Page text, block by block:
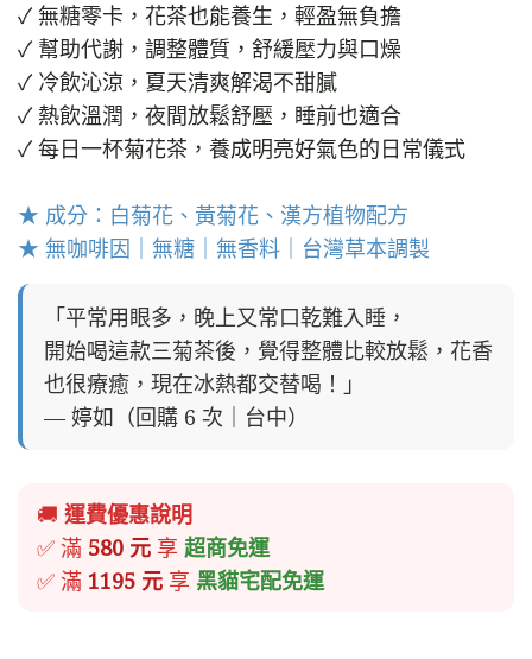
✓ 無糖零卡，花茶也能養生，輕盈無負擔
✓ 幫助代謝，調整體質，舒緩壓力與口燥
✓ 冷飲沁涼，夏天清爽解渴不甜膩
✓ 熱飲溫潤，夜間放鬆舒壓，睡前也適合
✓ 每日一杯菊花茶，養成明亮好氣色的日常儀式
★ 成分：白菊花、黃菊花、漢方植物配方
★ 無咖啡因｜無糖｜無香料｜台灣草本調製
「平常用眼多，晚上又常口乾難入睡，
開始喝這款三菊茶後，覺得整體比較放鬆，花香
也很療癒，現在冰熱都交替喝！」
— 婷如（回購 6 次｜台中）
🚚 運費優惠說明
✅ 滿 580 元 享 超商免運
✅ 滿 1195 元 享 黑貓宅配免運